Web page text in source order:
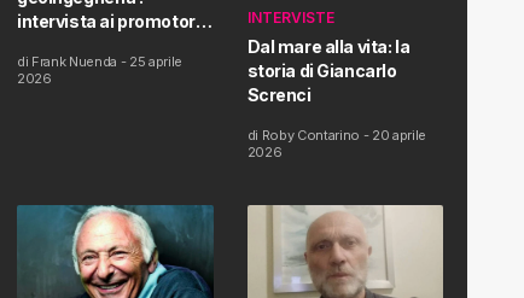
intervista ai promotori
Proposta di Legge
di Frank Nuenda - 25 aprile
2026
INTERVISTE
Dal mare alla vita: la
storia di Giancarlo
Screnci
di Roby Contarino - 20 aprile
2026